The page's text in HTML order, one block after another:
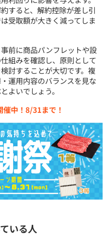
すると、解約控除が差し引
受取額が大きく減ってしま
前に商品パンフレットや設
組みを確認し、原則として
討することが大切です。複
運用内容のバランスを見な
よいでしょう。
中！8/31まで！
いる人